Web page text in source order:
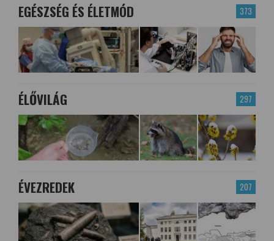
373
EGÉSZSÉG ÉS ÉLETMÓD
297
ÉLŐVILÁG
207
ÉVEZREDEK